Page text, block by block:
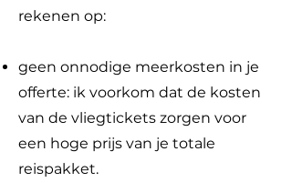
rekenen op:
geen onnodige meerkosten in je
offerte: ik voorkom dat de kosten
van de vliegtickets zorgen voor
een hoge prijs van je totale
reispakket.